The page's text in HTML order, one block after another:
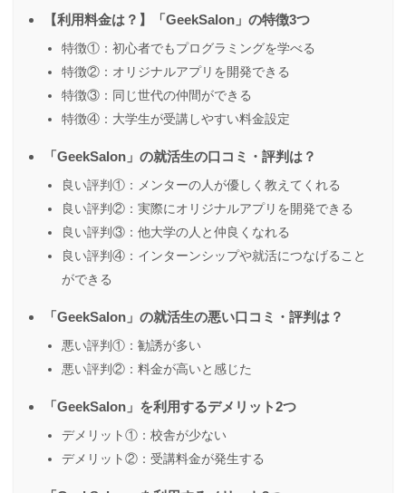
【利用料金は？】「GeekSalon」の特徴3つ
特徴①：初心者でもプログラミングを学べる
特徴②：オリジナルアプリを開発できる
特徴③：同じ世代の仲間ができる
特徴④：大学生が受講しやすい料金設定
「GeekSalon」の就活生の口コミ・評判は？
良い評判①：メンターの人が優しく教えてくれる
良い評判②：実際にオリジナルアプリを開発できる
良い評判③：他大学の人と仲良くなれる
良い評判④：インターンシップや就活につなげること
ができる
「GeekSalon」の就活生の悪い口コミ・評判は？
悪い評判①：勧誘が多い
悪い評判②：料金が高いと感じた
「GeekSalon」を利用するデメリット2つ
デメリット①：校舎が少ない
デメリット②：受講料金が発生する